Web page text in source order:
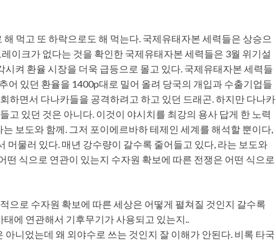
먹고 또 하락으로도 해 먹는다. 국제유태자본 세력들은 상승으
이크가 없다는 것을 확인한 국제유태자본 세력들은 3월 위기설
시켜 환율 시장을 더욱 급등으로 몰고 있다. 국제유태자본 세력들
어 있던 환율을 1400p대로 밀어 올려 당국의 개입과 수출기업들
하면서 다나카들을 공격하려고 하고 있던 드래곤. 하지만 다나카
고 있던 것은 아니다. 이것이 야시치를 최강의 용사 답게 한 노력
보도와 함께. 그저 포이에르바하 테제인 세계를 해석할 뿐이다,
머물러 있다. 매년 강수량이 갈수록 줄어들고 있다, 라는 보도와
떤 식으로 연관이 있는지 수자원 확보에 따른 전쟁은 어떤 식으로
으로 수자원 확보에 따른 세상은 어떻게 펼쳐질 것인지 갈수록
에 연관해서 기후무기가 사용되고 있는지..
니었는데 왜 외야수로 쓰는 것인지 잘 이해가 안된다. 비록 타국